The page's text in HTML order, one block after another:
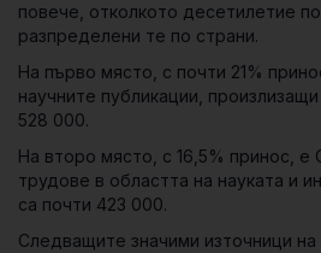
повече, отколкото десетилетие
разпределени те по страни.
На първо място, с почти 21%
научните публикации,
528 000.
На второ място, с 16,5% принос, е
трудове в областта на науката и
са почти 423 000.
Следващите значими източници на